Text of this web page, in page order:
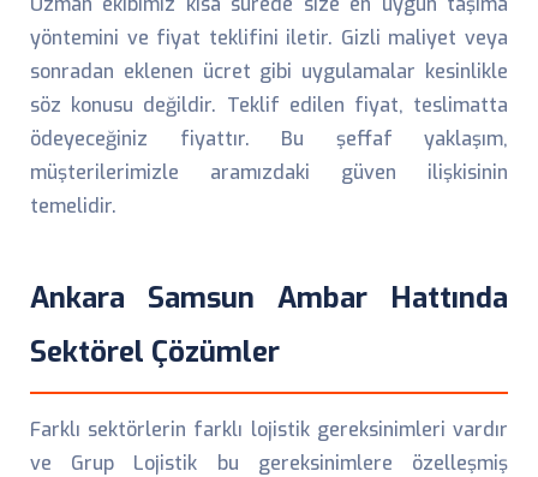
yöntemini ve fiyat teklifini iletir. Gizli maliyet veya
sonradan eklenen ücret gibi uygulamalar kesinlikle
söz konusu değildir. Teklif edilen fiyat, teslimatta
ödeyeceğiniz fiyattır. Bu şeffaf yaklaşım,
müşterilerimizle aramızdaki güven ilişkisinin
temelidir.
Ankara Samsun Ambar Hattında
Sektörel Çözümler
Farklı sektörlerin farklı lojistik gereksinimleri vardır
ve Grup Lojistik bu gereksinimlere özelleşmiş